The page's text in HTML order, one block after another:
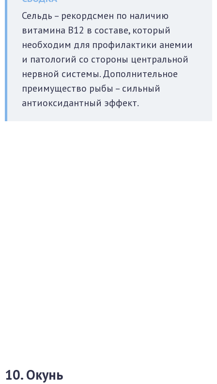
Сельдь – рекордсмен по наличию
витамина B12 в составе, который
необходим для профилактики анемии
и патологий со стороны центральной
нервной системы. Дополнительное
преимущество рыбы – сильный
антиоксидантный эффект.
10. Окунь